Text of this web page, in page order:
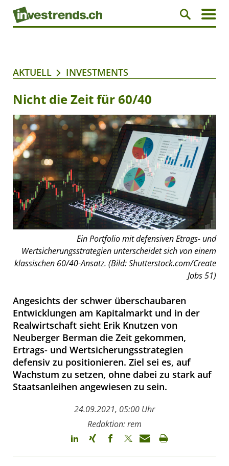
AKTUELL INVESTMENTS
Nicht die Zeit für 60/40
Ein Portfolio mit defensiven Etrags- und
Wertsicherungsstrategien unterscheidet sich von einem
klassischen 60/40-Ansatz. (Bild: Shutterstock.com/Create
Jobs 51)
Angesichts der schwer überschaubaren
Entwicklungen am Kapitalmarkt und in der
Realwirtschaft sieht Erik Knutzen von
Neuberger Berman die Zeit gekommen,
Ertrags- und Wertsicherungsstrategien
defensiv zu positionieren. Ziel sei es, auf
Wachstum zu setzen, ohne dabei zu stark auf
Staatsanleihen angewiesen zu sein.
24.09.2021, 05:00 Uhr
Redaktion: rem